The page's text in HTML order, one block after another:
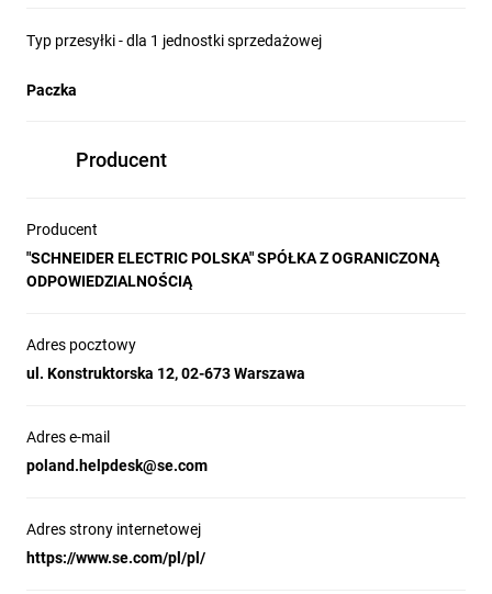
Typ przesyłki - dla 1 jednostki sprzedażowej
Paczka
Producent
Producent
"SCHNEIDER ELECTRIC POLSKA" SPÓŁKA Z OGRANICZONĄ
ODPOWIEDZIALNOŚCIĄ
Adres pocztowy
ul. Konstruktorska 12, 02-673 Warszawa
Adres e-mail
poland.helpdesk@se.com
Adres strony internetowej
https://www.se.com/pl/pl/